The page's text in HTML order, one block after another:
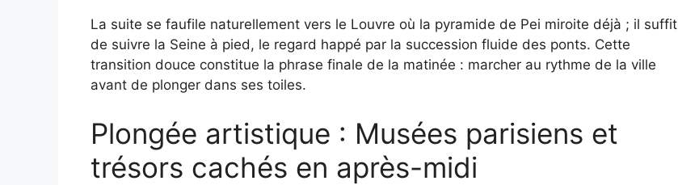
La suite se faufile naturellement vers le Louvre où la pyramide de Pei miroite déjà ; il suffit
de suivre la Seine à pied, le regard happé par la succession fluide des ponts. Cette
transition douce constitue la phrase finale de la matinée : marcher au rythme de la ville
avant de plonger dans ses toiles.
Plongée artistique : Musées parisiens et
trésors cachés en après-midi